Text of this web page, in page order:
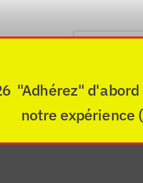
d'abord
notre expérience